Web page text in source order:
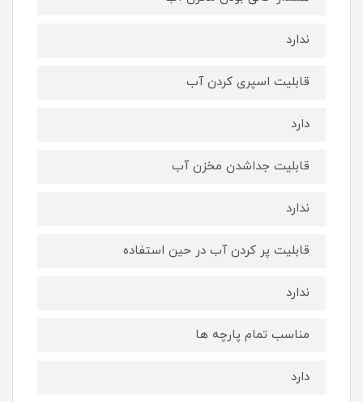
ندارد
قابلیت اسپری کردن آب
دارد
قابلیت جداشدن مخزن آب
ندارد
قابلیت پر کردن آب در حین استفاده
ندارد
مناسب تمام پارچه ها
دارد